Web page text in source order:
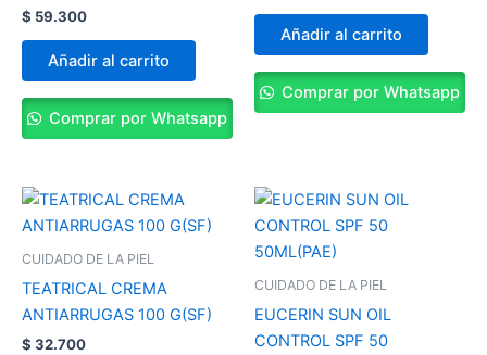
$ 59.300
Añadir al carrito
Comprar por Whatsapp
Añadir al carrito
Comprar por Whatsapp
CUIDADO DE LA PIEL
TEATRICAL CREMA
ANTIARRUGAS 100 G(SF)
$ 32.700
CUIDADO DE LA PIEL
EUCERIN SUN OIL
CONTROL SPF 50